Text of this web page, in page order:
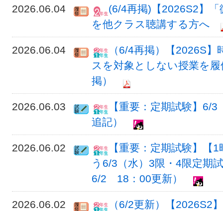
2026.06.04
(6/4再掲)【2026S2】
を他クラス聴講する方へ
2026.06.04
（6/4再掲）【2026S
スを対象としない授業を
掲）
2026.06.03
【重要：定期試験】6/
追記）
2026.06.02
【重要：定期試験】【
う6/3（水）3限・4限定期
6/2 18：00更新）
2026.06.02
（6/2更新）【2026S2